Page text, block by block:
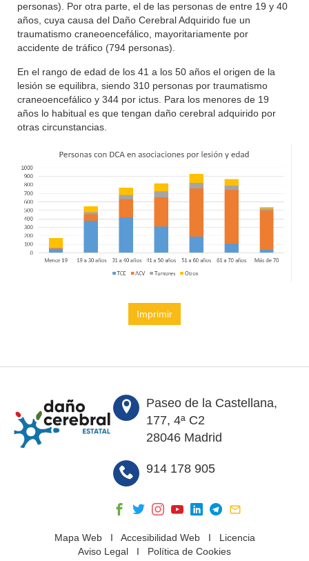
personas). Por otra parte, el de las personas de entre 19 y 40
años, cuya causa del Daño Cerebral Adquirido fue un
traumatismo craneoencefálico, mayoritariamente por
accidente de tráfico (794 personas).
En el rango de edad de los 41 a los 50 años el origen de la
lesión se equilibra, siendo 310 personas por traumatismo
craneoencefálico y 344 por ictus. Para los menores de 19
años lo habitual es que tengan daño cerebral adquirido por
otras circunstancias.
Imprimir
Paseo de la Castellana,
177, 4ª C2
28046 Madrid
914 178 905
Mapa WebI Accesibilidad WebI Licencia
Aviso Legal I Política de Cookies